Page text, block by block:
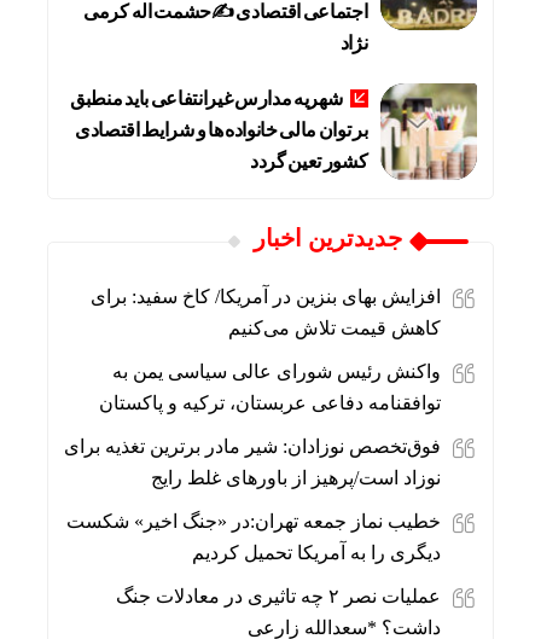
اجتماعی اقتصادی ✍حشمت اله کرمی
نژاد
شهریه مدارس غیرانتفاعی باید منطبق
بر توان مالی خانواده ها و شرایط اقتصادی
کشور تعین گردد
جديدترين اخبار
افزایش بهای بنزین در آمریکا/ کاخ سفید: برای
کاهش قیمت تلاش می‌کنیم
واکنش رئیس شورای عالی سیاسی یمن به
توافقنامه دفاعی عربستان، ترکیه و پاکستان
فوق‌تخصص نوزادان: شیر مادر برترین تغذیه برای
نوزاد است/پرهیز از باورهای غلط رایج
خطیب نماز جمعه تهران:در «جنگ اخیر» شکست
دیگری را به آمریکا تحمیل کردیم
عملیات نصر ۲ چه تاثیری در معادلات جنگ
داشت؟ *سعدالله زارعی